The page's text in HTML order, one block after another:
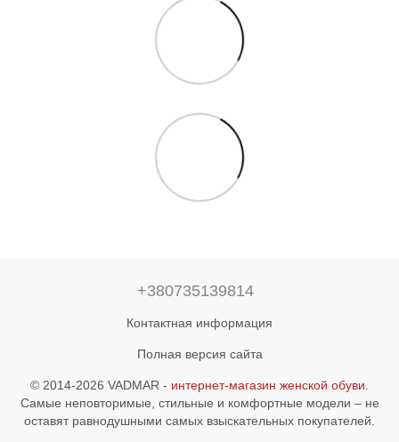
+380735139814
Контактная информация
Полная версия сайта
© 2014-2026 VADMAR - интернет-магазин женской обуви
Самые неповторимые, стильные и комфортные модели – не
оставят равнодушными самых взыскательных покупателей.